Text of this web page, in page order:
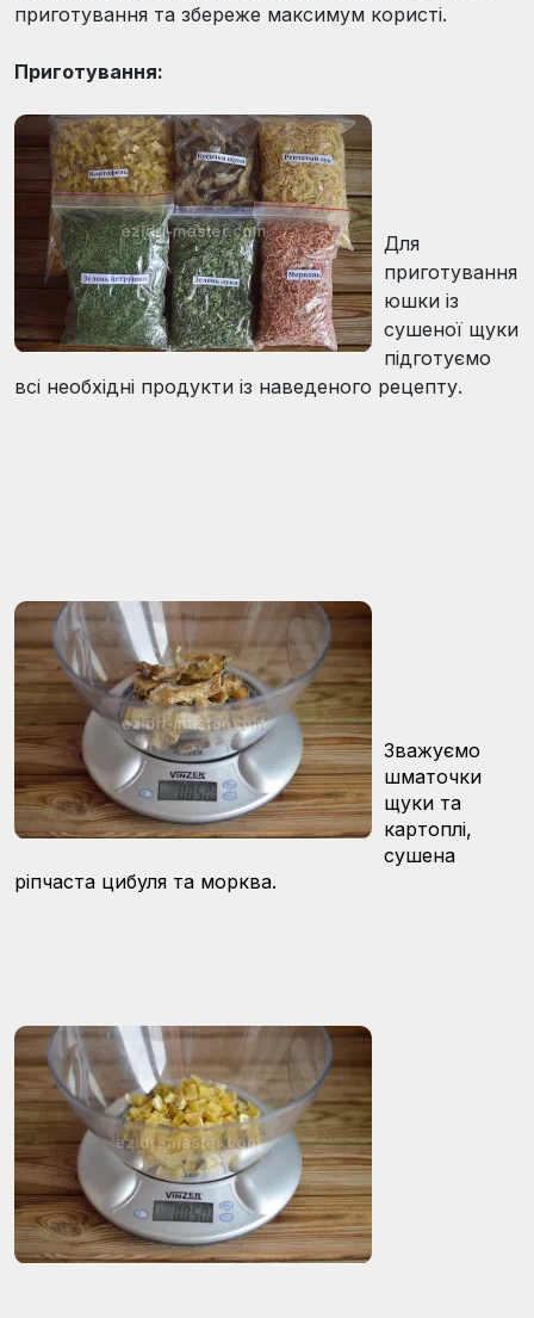
приготування та збереже максимум користі.
Приготування:
Для
приготування
юшки із
сушеної щуки
підготуємо
всі необхідні продукти із наведеного рецепту.
Зважуємо
шматочки
щуки та
картоплі,
сушена
ріпчаста цибуля та морква.